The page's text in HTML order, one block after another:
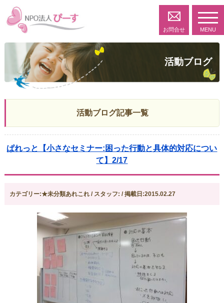
お問合せ MENU
活動ブログ
活動ブログ記事一覧
ぱれっと【小さなセミナー:困った行動と具体的対応につい
て】2/17
カテゴリー:★未分類あれこれ / スタッフ: / 掲載日:2015.02.27